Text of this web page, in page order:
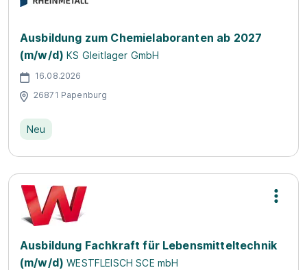
Ausbildung zum Chemielaboranten ab 2027
(m/w/d) KS Gleitlager GmbH
16.08.2026
26871 Papenburg
Neu
Ausbildung Fachkraft für Lebensmitteltechnik
(m/w/d) WESTFLEISCH SCE mbH